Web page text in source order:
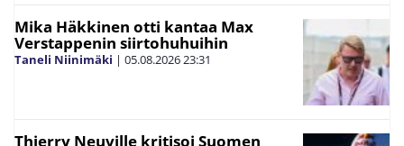
Mika Häkkinen otti kantaa Max
Verstappenin siirtohuhuihin
Taneli Niinimäki | 05.08.202623:31
Thierry Neuville kritisoi Suomen